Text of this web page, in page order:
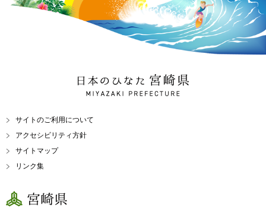
日本のひなた 宮崎県
MIYAZAKI PREFECTURE
サイトのご利用について
アクセシビリティ方針
サイトマップ
リンク集
宮崎県